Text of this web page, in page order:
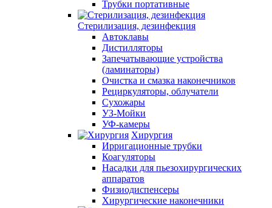
Трубки портативные
Стерилизация, дезинфекция
Автоклавы
Дистилляторы
Запечатывающие устройства
(ламинаторы)
Очистка и смазка наконечников
Рециркуляторы, облучатели
Сухожары
УЗ-Мойки
УФ-камеры
Хирургия
Ирригационные трубки
Коагуляторы
Насадки для пьезохирургических
аппаратов
Физиодиспенсеры
Хирургические наконечники